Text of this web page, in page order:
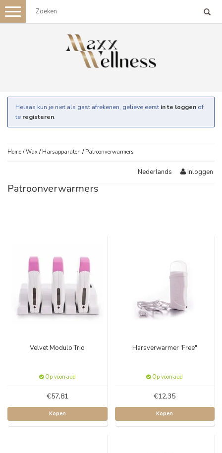
Toggle
navigation
Helaas kun je niet als gast afrekenen, gelieve eerst in te loggen of
te registeren.
Home /Wax / Harsapparaten / Patroonverwarmers
Nederlands Inloggen
Patroonverwarmers
Velvet Modulo Trio
Op voorraad
€57,81
Kopen
Harsverwarmer 'Free"
Op voorraad
€12,35
Kopen